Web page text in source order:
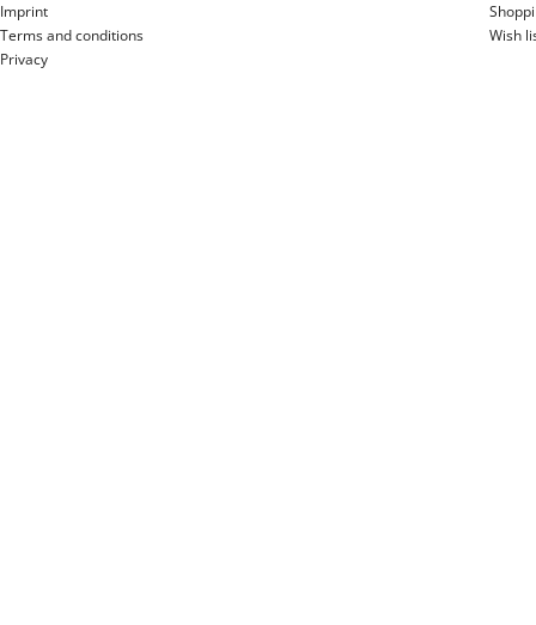
Imprint
Terms and conditions
Privacy
Wish